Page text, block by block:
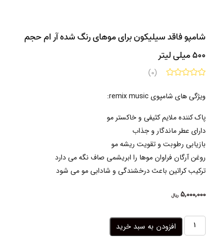
شامپو فاقد سیلیکون برای موهای رنگ شده آر ام حجم
500 میلی لیتر
(0)
ویژگی های شامپوی remix music:
پاک کننده ملایم کثیفی و خاکستر مو
دارای عطر ماندگار و جذاب
بازیابی رطوبت و تقویت ریشه مو
روغن آرگان فراوان موها را ابریشمی صاف نگه می دارد
ترکیب کراتین باعثدرخشندگی و شادابی مو می شود
5,000,000 ریال
شامپو
فاقد
افزودن به سبد خرید